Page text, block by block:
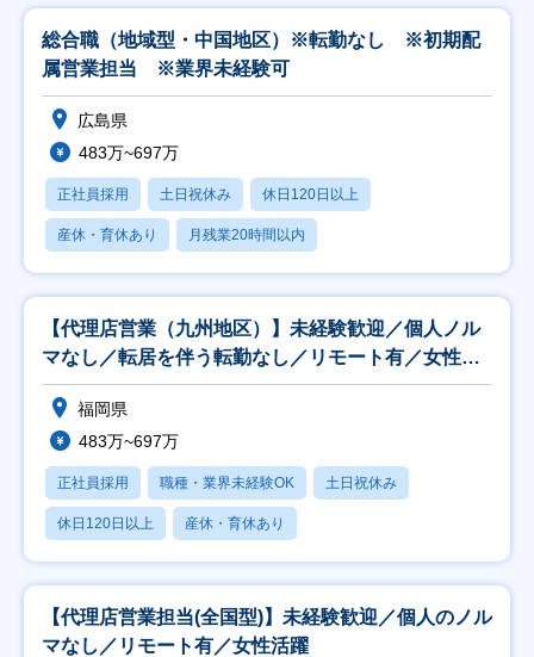
総合職（地域型・中国地区）※転勤なし ※初期配
属営業担当 ※業界未経験可
広島県
483万~697万
正社員採用 土日祝休み 休日120日以上
産休・育休あり 月残業20時間以内
【代理店営業（九州地区）】未経験歓迎／個人ノル
マなし／転居を伴う転勤なし／リモート有／女性活
躍中！
福岡県
483万~697万
正社員採用 職種・業界未経験OK 土日祝休み
休日120日以上 産休・育休あり
【代理店営業担当(全国型)】未経験歓迎／個人のノル
マなし／リモート有／女性活躍